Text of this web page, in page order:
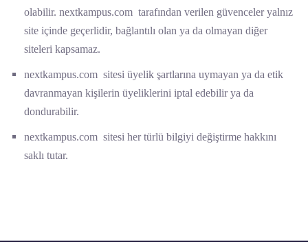
olabilir. nextkampus.com tarafından verilen güvenceler yalnız
site içinde geçerlidir, bağlantılı olan ya da olmayan diğer
siteleri kapsamaz.
nextkampus.com sitesi üyelik şartlarına uymayan ya da etik
davranmayan kişilerin üyeliklerini iptal edebilir ya da
dondurabilir.
nextkampus.com sitesi her türlü bilgiyi değiştirme hakkını
saklı tutar.